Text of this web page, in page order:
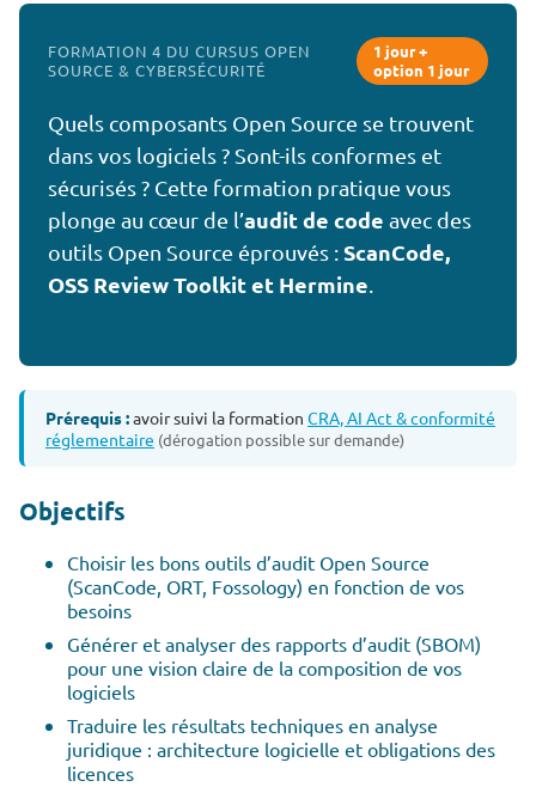
FORMATION 4 DU CURSUS OPEN
SOURCE & CYBERSÉCURITÉ
1 jour +
option 1 jour
Quels composants Open Source se trouvent
dans vos logiciels ? Sont-ils conformes et
sécurisés ? Cette formation pratique vous
plonge au cœur de l’audit de code avec des
outils Open Source éprouvés :ScanCode,
OSS Review Toolkit et Hermine
Prérequis :avoir suivi la formation CRA, AI Act & conformité
réglementaire (dérogation possible sur demande)
Objectifs
Choisir les bons outils d’audit Open Source
(ScanCode, ORT, Fossology) en fonction de vos
besoins
Générer et analyser des rapports d’audit (SBOM)
pour une vision claire de la composition de vos
logiciels
Traduire les résultats techniques en analyse
juridique : architecture logicielle et obligations des
licences